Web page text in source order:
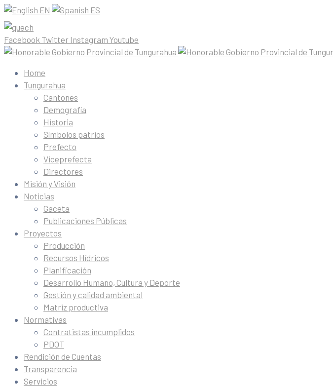
EN ES
Facebook Twitter Instagram Youtube
Home
Tungurahua
Cantones
Demografía
Historia
Símbolos patrios
Prefecto
Viceprefecta
Directores
Misión y Visión
Noticias
Gaceta
Publicaciones Públicas
Proyectos
Producción
Recursos Hídricos
Planificación
Desarrollo Humano, Cultura y Deporte
Gestión y calidad ambiental
Matriz productiva
Normativas
Contratistas incumplidos
PDOT
Rendición de Cuentas
Transparencia
Servicios